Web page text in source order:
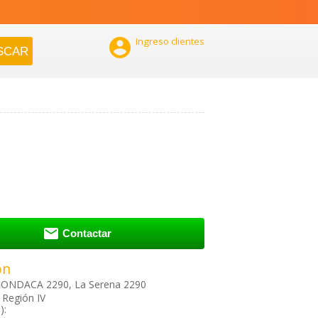
 Ingreso clientes
 Contactar
2290, La Serena 2290
IV